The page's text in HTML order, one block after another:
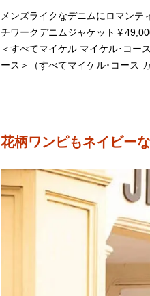
メンズライクなデニムにロマン
チワークデニムジャケット￥
＜すべてマイケル マイケル･コー
ース＞（すべてマイケル･コース
花柄ワンピもネイビー